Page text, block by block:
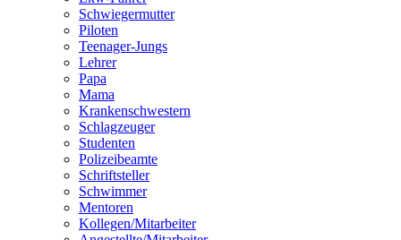
Schwiegermutter
Piloten
Teenager-Jungs
Lehrer
Papa
Mama
Krankenschwestern
Schlagzeuger
Studenten
Polizeibeamte
Schriftsteller
Schwimmer
Mentoren
Kollegen/Mitarbeiter